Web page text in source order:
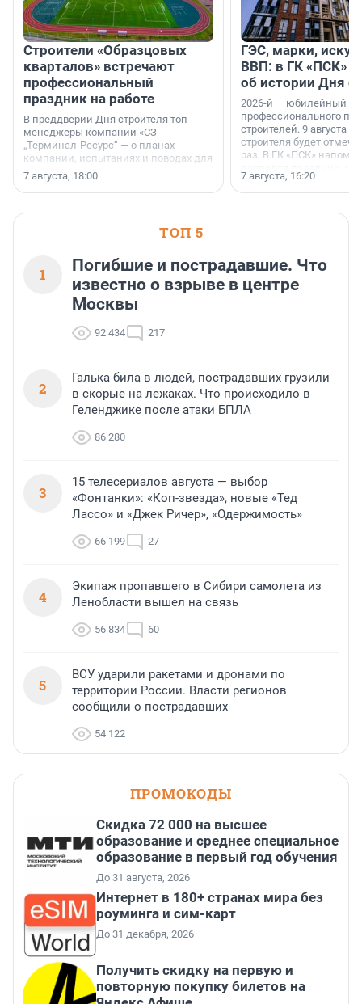
Строители «Образцовых
кварталов» встречают
профессиональный
праздник на работе
В преддверии Дня строителя топ-
менеджеры компании «СЗ
„Терминал-Ресурс“ — о планах
компании, испытаниях и поводах для
осторожного оптимизма.
7 августа, 18:00
ГЭС, марки,
ВВП: в ГК «ПСК»
об истории Дня
2026-й — юбилейный
профессионального
строителей. 9 августа
строителя будет
раз. В ГК «ПСК»
поменялась роль
7 августа, 16:20
ТОП 5
1
Погибшие и пострадавшие. Что
известно о взрыве в центре
Москвы
92 434 217
2
Галька била в людей, пострадавших грузили
в скорые на лежаках. Что происходило в
Геленджике после атаки БПЛА
86 280
3
15 телесериалов августа — выбор
«Фонтанки»: «Коп-звезда», новые «Тед
Лассо» и «Джек Ричер», «Одержимость»
66 199 27
4
Экипаж пропавшего в Сибири самолета из
Ленобласти вышел на связь
56 834 60
5
ВСУ ударили ракетами и дронами по
территории России. Власти регионов
сообщили о пострадавших
54 122
ПРОМОКОДЫ
Скидка 72 000 на высшее
образование и среднее специальное
образование в первый год обучения
До 31 августа, 2026
Интернет в 180+ странах мира без
роуминга и сим-карт
До 31 декабря, 2026
Получить скидку на первую и
повторную покупку билетов на